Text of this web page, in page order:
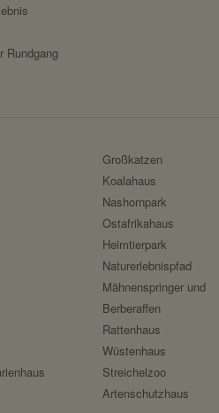
Rundgang
Großkatzen
Koalahaus
Nashornpark
Ostafrikahaus
Heimtierpark
Naturerlebnispfad
Mähnenspringer und
Berberaffen
Rattenhaus
Wüstenhaus
Streichelzoo
Artenschutzhaus